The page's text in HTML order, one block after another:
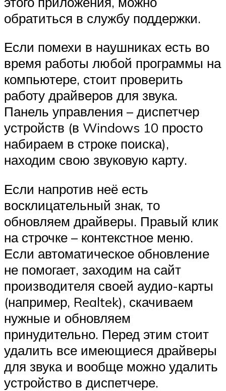
обратиться в службу поддержки.
Если помехи в наушниках есть во
время работы любой программы на
компьютере, стоит проверить
работу драйверов для звука.
Панель управления – диспетчер
устройств (в Windows 10 просто
набираем в строке поиска),
находим свою звуковую карту.
Если напротив неё есть
восклицательный знак, то
обновляем драйверы. Правый клик
на строчке – контекстное меню.
Если автоматическое обновление
не помогает, заходим на сайт
производителя своей аудио-карты
(например, Realtek), скачиваем
нужные и обновляем
принудительно. Перед этим стоит
удалить все имеющиеся драйверы
для звука и вообще можно удалить
устройство в диспетчере.